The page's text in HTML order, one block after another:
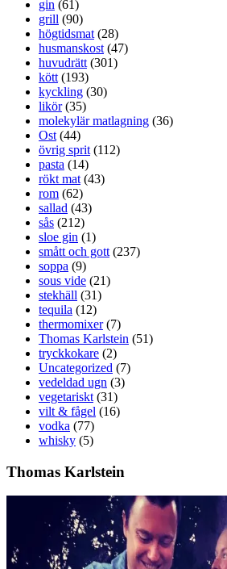
gin (61)
grill (90)
högtidsmat (28)
husmanskost (47)
huvudrätt (301)
kött (193)
kyckling (30)
likör(35)
molekylär matlagning (36)
Ost (44)
övrig sprit (112)
pasta (14)
rökt mat (43)
rom (62)
sallad (43)
sås (212)
sloe gin (1)
smått och gott (237)
soppa (9)
sous vide (21)
stekhäll (31)
tequila (12)
thermomixer(7)
Thomas Karlstein (51)
tryckkokare (2)
Uncategorized (7)
vedeldad ugn (3)
vegetariskt (31)
vilt & fågel (16)
vodka (77)
whisky (5)
Thomas Karlstein